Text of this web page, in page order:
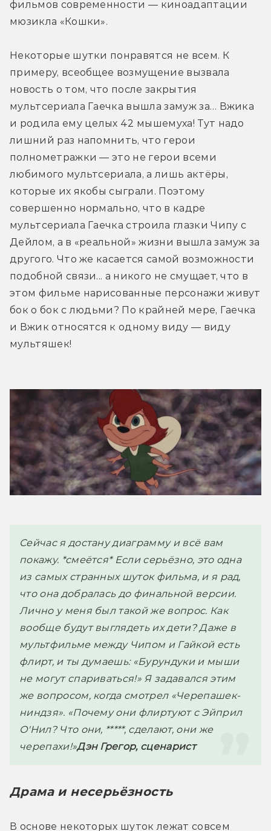
фильмов современности — киноадаптации
мюзикла «Кошки».
Некоторые шутки понравятся не всем. К
примеру, всеобщее возмущение вызвала
новость о том, что после закрытия
мультсериала Гаечка вышла замуж за… Вжика
и родила ему целых 42 мышемуха! Тут надо
лишний раз напомнить, что герои
полнометражки — это не герои всеми
любимого мультсериала, а лишь актёры,
которые их якобы сыграли. Поэтому
совершенно нормально, что в кадре
мультсериала Гаечка строила глазки Чипу с
Дейлом, а в «реальной» жизни вышла замуж за
другого. Что же касается самой возможности
подобной связи... а никого не смущает, что в
этом фильме нарисованные персонажи живут
бок о бок с людьми? По крайней мере, Гаечка
и Вжик относятся к одному виду — виду
мультяшек!
Сейчас я достану диаграмму и всё вам
покажу. *смеётся* Если серьёзно, это одна
из самых странных шуток фильма, и я рад,
что она добралась до финальной версии.
Лично у меня был такой же вопрос. Как
вообще будут выглядеть их дети? Даже в
мультфильме между Чипом и Гайкой есть
флирт, и ты думаешь: «Бурундуки и мыши
не могут спариваться!» Я задавался этим
же вопросом, когда смотрел «Черепашек-
ниндзя». «Почему они флиртуют с Эйприл
О'Нил? Что они, *****, сделают, они же
черепахи!»Дэн Грегор, сценарист
Драма и несерьёзность
В основе некоторых шуток лежат совсем